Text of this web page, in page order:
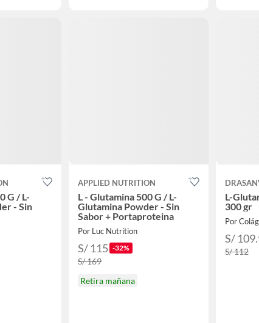
G / L-
- Sin
APPLIED NUTRITION
L - Glutamina 500 G / L-
Glutamina Powder - Sin
Sabor + Portaproteina
Por Luc Nutrition
S/ 115 -32%
S/ 169
Retira mañana
L-
300 gr
Por
S/
S/ 112